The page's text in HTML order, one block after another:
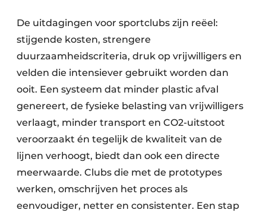
De uitdagingen voor sportclubs zijn reëel:
stijgende kosten, strengere
duurzaamheidscriteria, druk op vrijwilligers en
velden die intensiever gebruikt worden dan
ooit. Een systeem dat minder plastic afval
genereert, de fysieke belasting van vrijwilligers
verlaagt, minder transport en CO2-uitstoot
veroorzaakt én tegelijk de kwaliteit van de
lijnen verhoogt, biedt dan ook een directe
meerwaarde. Clubs die met de prototypes
werken, omschrijven het proces als
eenvoudiger, netter en consistenter. Een stap